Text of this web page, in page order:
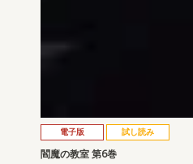
電子版 試し読み
閻魔の教室 第6巻